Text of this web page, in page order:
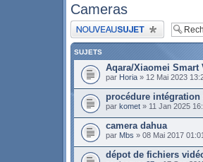
Cameras
Publier un nouveau sujet
SUJETS
Aqara/Xiaomei Smart
par Horia » 12 Mai 2023
procédure intégration
par komet » 11 Jan 2025
camera dahua
par Mbs » 08 Mai 2017 01:01
dépot de fichiers